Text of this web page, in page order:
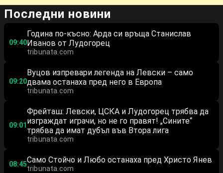
Последни новини
09:40
Година по-късно: Арда си връща Станислав
Иванов от Лудогорец
tribunata.com
09:20
Вуцов изпревари легенда на Левски – само
двама останаха пред него в Европа
tribunata.com
09:01
Фрейташ: Левски, ЦСКА и Лудогорец трябва да
изграждат играчи, но не го правят! „Сините“
трябва да имат дубъл във Втора лига
tribunata.com
08:45Само Стойчо и Любо останаха пред Христо Янев
tribunata.com